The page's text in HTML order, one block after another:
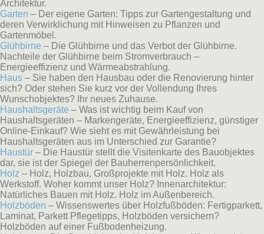
Architektur.
Garten – Der eigene Garten: Tipps zur Gartengestaltung und
deren Verwirklichung mit Hinweisen zu Pflanzen und
Gartenmöbel.
Glühbirne – Die Glühbirne und das Verbot der Glühbirne.
Nachteile der Glühbirne beim Stromverbrauch –
Energieeffizienz und Wärmeabstrahlung.
Haus – Sie haben den Hausbau oder die Renovierung hinter
sich? Oder stehen Sie kurz vor der Vollendung Ihres
Wunschobjektes? Ihr neues Zuhause.
Haushaltsgeräte – Was ist wichtig beim Kauf von
Haushaltsgeräten – Markengeräte, Energieeffizienz, günstiger
Online-Einkauf? Wie sieht es mit Gewährleistung bei
Haushaltsgeräten aus im Unterschied zur Garantie?
Haustür – Die Haustür stellt die Visitenkarte des Bauobjektes
dar, sie ist der Spiegel der Bauherrenpersönlichkeit.
Holz – Holz, Holzbau, Großprojekte mit Holz. Holz als
Werkstoff. Woher kommt unser Holz? Innenarchitektur:
Natürliches Bauen mit Holz. Holz im Außenbereich.
Holzböden – Wissenswertes über Holzfußböden: Fertigparkett,
Laminat, Parkett Pflegetipps, Holzböden versichern?
Holzböden auf einer Fußbodenheizung.